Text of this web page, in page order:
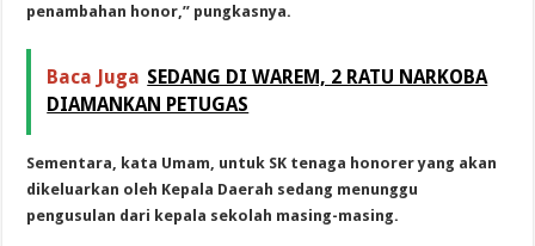
penambahan honor,” pungkasnya.
Baca Juga SEDANG DI WAREM, 2 RATU NARKOBA
DIAMANKAN PETUGAS
Sementara, kata Umam, untuk SK tenaga honorer yang akan
dikeluarkan oleh Kepala Daerah sedang menunggu
pengusulan dari kepala sekolah masing-masing.